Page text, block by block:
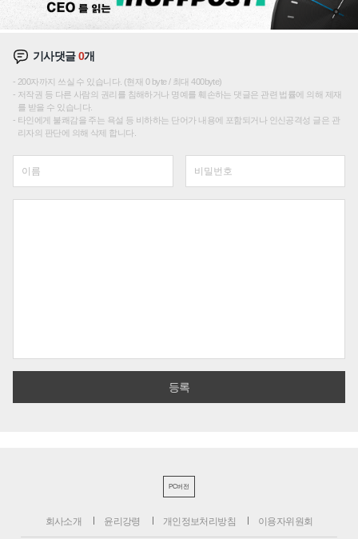
기사댓글0개
200자까지 쓰실 수 있습니다. (현재 0 byte / 최대 400byte)
저작권 등 다른 사람의 권리를 침해하거나 명예를 훼손하는 댓글은 관련 법률에 의해 제재
를 받을 수 있습니다.
타인에게 불쾌감을 주는 욕설 등 비하하는 단어가 내용에 포함되거나 인신공격성 글은 관
리자의 판단에 의해 삭제 합니다.
PC버전
회사소개 윤리강령 개인정보처리방침 이용자위원회